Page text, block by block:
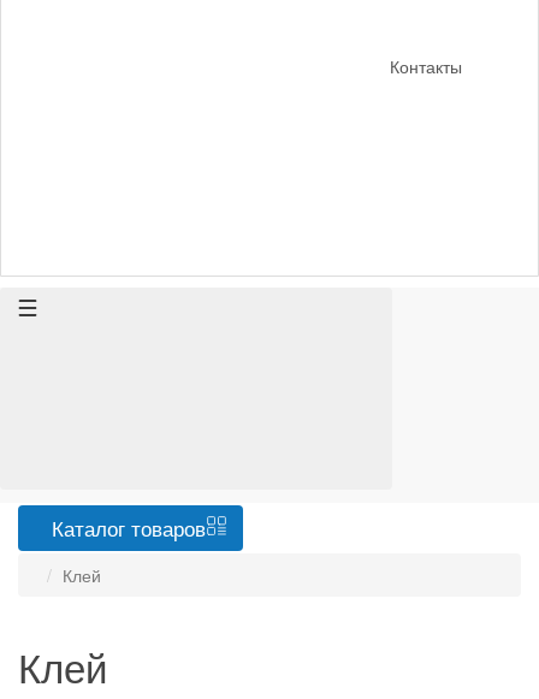
Контакты
Каталог товаров
Клей
Клей